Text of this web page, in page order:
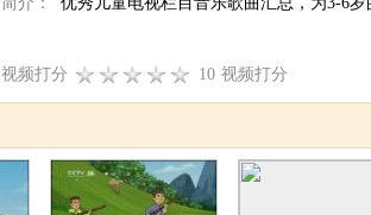
视频打分 10 视频打分